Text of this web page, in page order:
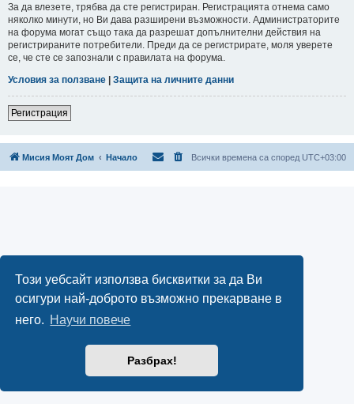
Този уебсайт използва бисквитки за да Ви
осигури най-доброто възможно прекарване в
него. Научи повече
Разбрах!
За да влезете, трябва да сте регистриран. Регистрацията отнема само
няколко минути, но Ви дава разширени възможности. Администраторите
на форума могат също така да разрешат допълнителни действия на
регистрираните потребители. Преди да се регистрирате, моля уверете
се, че сте се запознали с правилата на форума.
Условия за ползване | Защита на личните данни
Регистрация
Мисия Моят Дом Начало Всички времена са според UTC+03:00